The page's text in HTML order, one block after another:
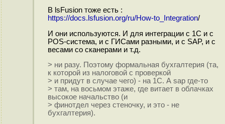
В lsFusion тоже есть :
https://docs.lsfusion.org/ru/How-to_Integration/
И они используются. И для интеграции с 1С и с
POS-система, и с ГИСами разными, и с SAP, и с
весами со сканерами и т.д.
> ни разу. Поэтому формальная бухгалтерия (та,
к которой из налоговой с проверкой
> и придут в случае чего) - на 1С. А sap где-то
> там, на восьмом этаже, где витает в облачках
высокое начальство (и
> финотдел через стеночку, и это - не
бухгалтерия).